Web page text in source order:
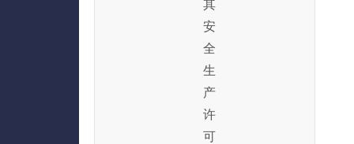
其
安
全
生
产
许
可